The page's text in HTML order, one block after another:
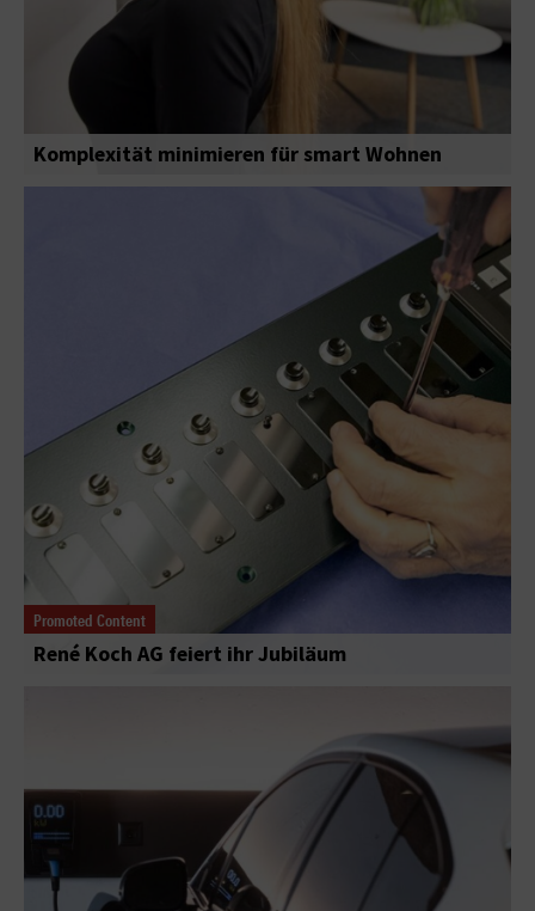
Komplexität minimieren für smart Wohnen
Promoted Content
René Koch AG feiert ihr Jubiläum